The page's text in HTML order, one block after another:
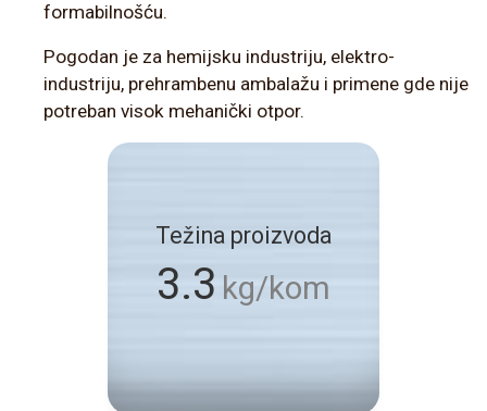
formabilnošću.
Pogodan je za hemijsku industriju, elektro-
industriju, prehrambenu ambalažu i primene gde nije
potreban visok mehanički otpor.
Težina proizvoda
3.3 kg/kom